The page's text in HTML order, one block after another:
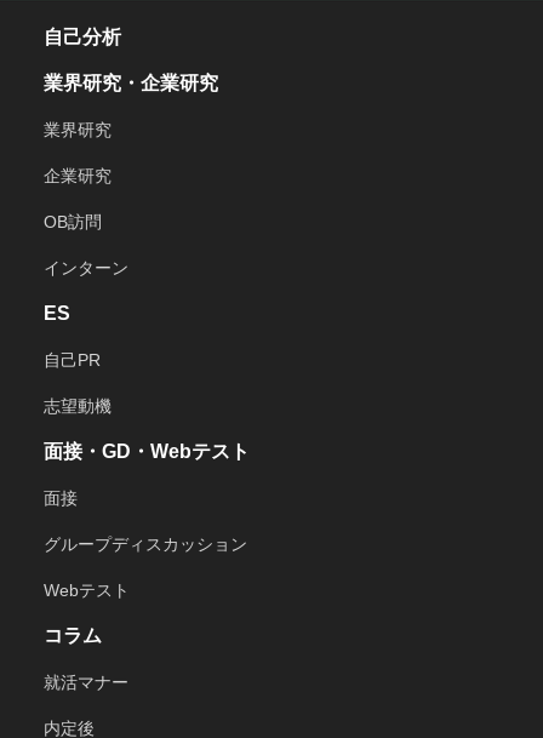
自己分析
業界研究・企業研究
業界研究
企業研究
OB訪問
インターン
ES
自己PR
志望動機
面接・GD・Webテスト
面接
グループディスカッション
Webテスト
コラム
就活マナー
内定後